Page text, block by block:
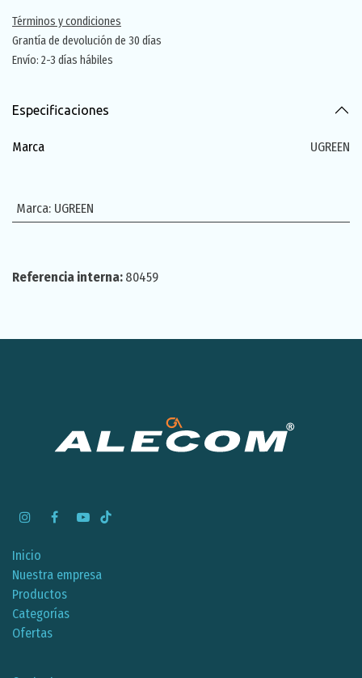
Términos y condiciones
Grantía de devolución de 30 días
Envío: 2-3 días hábiles
Especificaciones
Marca UGREEN
Marca: UGREEN
Referencia interna: 80459
Inicio
Nuestra empresa
Productos
Categorías
Ofertas